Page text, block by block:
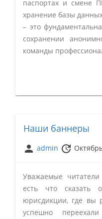
паспортах и смене
хранение базы
– это
сохранении
команды
Наши баннеры
person admin update
Уважаемые
есть что сказать
юрисдикции, где вы
успешно